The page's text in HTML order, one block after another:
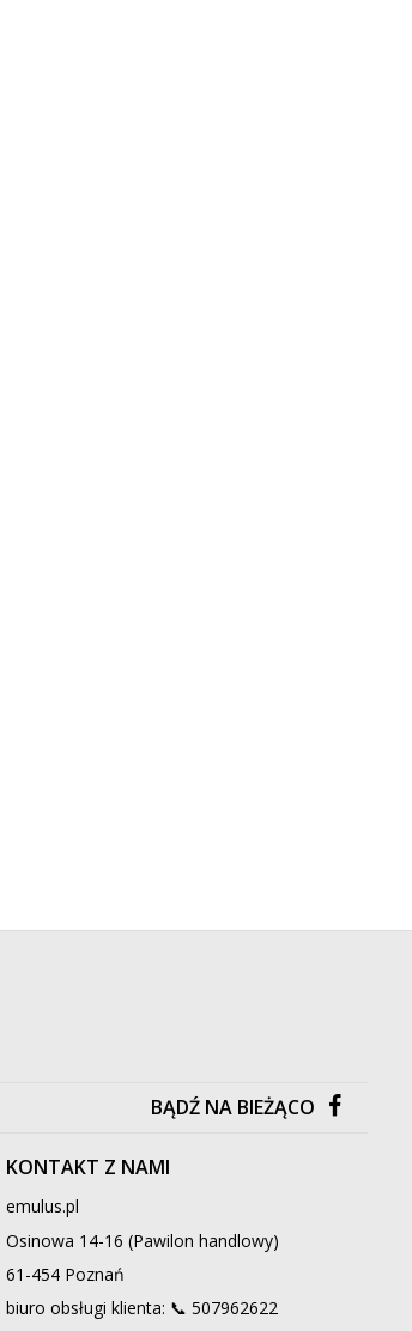
BĄDŹ NA BIEŻĄCO
KONTAKT Z NAMI
emulus.pl
Osinowa 14-16 (Pawilon handlowy)
61-454 Poznań
biuro obsługi klienta: 📞 507962622